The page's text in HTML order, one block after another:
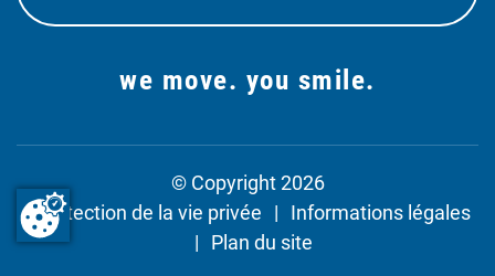
we move. you smile.
© Copyright 2026
Protection de la vie privée
Informations légales
Plan du site